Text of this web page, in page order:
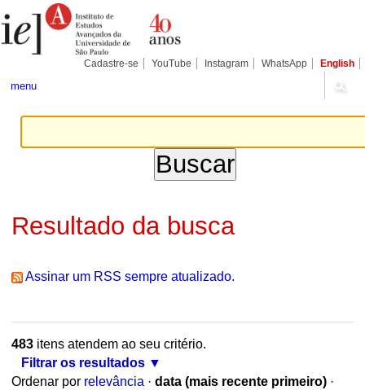
para
conteúdo.
Pessoais
Cadastre-se YouTube Instagram WhatsApp English
menu
Resultado da busca
Assinar um RSS sempre atualizado.
483itens atendem ao seu critério.
Filtrar os resultados
Ordenar por relevância · data (mais recente primeiro) ·